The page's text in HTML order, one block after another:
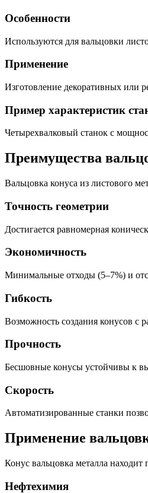
Особенности
Используются для вальцовки
Применение
Изготовление декоративных или
Пример характеристик
Четырехвалковый станок с
Преимущества
Вальцовка конуса из листового
Точность геометрии
Достигается равномерная
Экономичность
Минимальные отходы (5–7%) и
Гибкость
Возможность создания конусов с
Прочность
Бесшовные конусы устойчивы к
Скорость
Автоматизированные станки
Применение
Конус вальцовка металла
Нефтехимия